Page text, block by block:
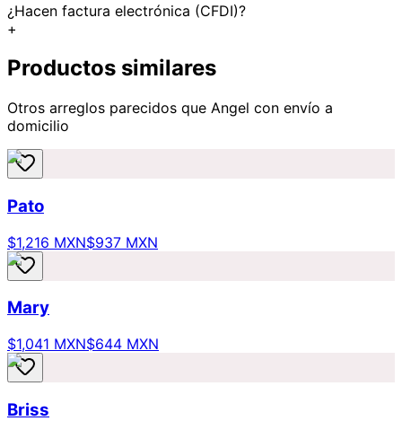
¿Hacen factura electrónica (CFDI)?
+
Productos similares
Otros arreglos parecidos que Angel con envío a
domicilio
Pato
$1,216 MXN$937 MXN
Mary
$1,041 MXN$644 MXN
Briss